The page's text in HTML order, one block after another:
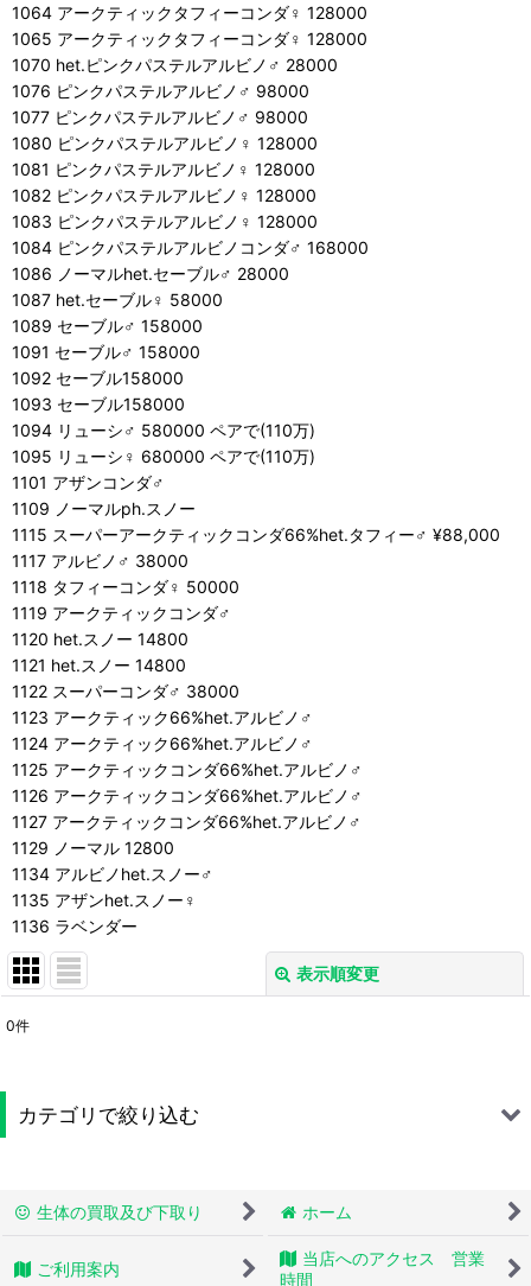
1064 アークティックタフィーコンダ♀ 128000
1065 アークティックタフィーコンダ♀ 128000
1070 het.ピンクパステルアルビノ♂ 28000
1076 ピンクパステルアルビノ♂ 98000
1077 ピンクパステルアルビノ♂ 98000
1080 ピンクパステルアルビノ♀ 128000
1081 ピンクパステルアルビノ♀ 128000
1082 ピンクパステルアルビノ♀ 128000
1083 ピンクパステルアルビノ♀ 128000
1084 ピンクパステルアルビノコンダ♂ 168000
1086 ノーマルhet.セーブル♂ 28000
1087 het.セーブル♀ 58000
1089 セーブル♂ 158000
1091 セーブル♂ 158000
1092 セーブル158000
1093 セーブル158000
1094 リューシ♂ 580000 ペアで(110万)
1095 リューシ♀ 680000 ペアで(110万)
1101 アザンコンダ♂
1109 ノーマルph.スノー
1115 スーパーアークティックコンダ66%het.タフィー♂ ¥88,000
1117 アルビノ♂ 38000
1118 タフィーコンダ♀ 50000
1119 アークティックコンダ♂
1120 het.スノー 14800
1121 het.スノー 14800
1122 スーパーコンダ♂ 38000
1123 アークティック66%het.アルビノ♂
1124 アークティック66%het.アルビノ♂
1125 アークティックコンダ66%het.アルビノ♂
1126 アークティックコンダ66%het.アルビノ♂
1127 アークティックコンダ66%het.アルビノ♂
1129 ノーマル 12800
1134 アルビノhet.スノー♂
1135 アザンhet.スノー♀
1136 ラベンダー
表示順変更
並び順:
0件
カテゴリで絞り込む
ボールパイソン
生体の買取及び下取り ホーム
ご利用案内
当店へのアクセス 営業
時間